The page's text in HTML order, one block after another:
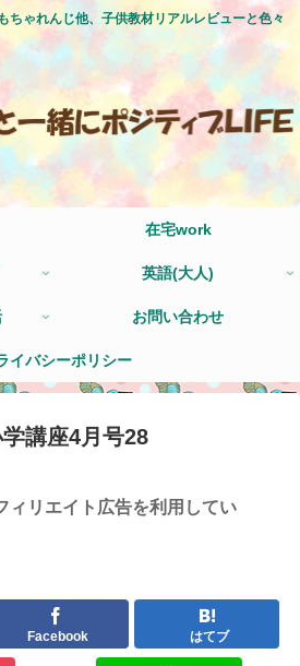
ちゃれんじ他、子供教材リアルレビューと色々
在宅work
英語(大人)
お問い合わせ
イバシーポリシー
講座4月号28
ィリエイト広告を利用してい
Facebook はてブ